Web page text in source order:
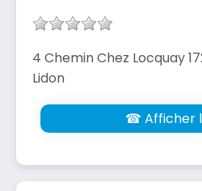
4 Chemin Chez Locquay
Lidon
☎ Afficher